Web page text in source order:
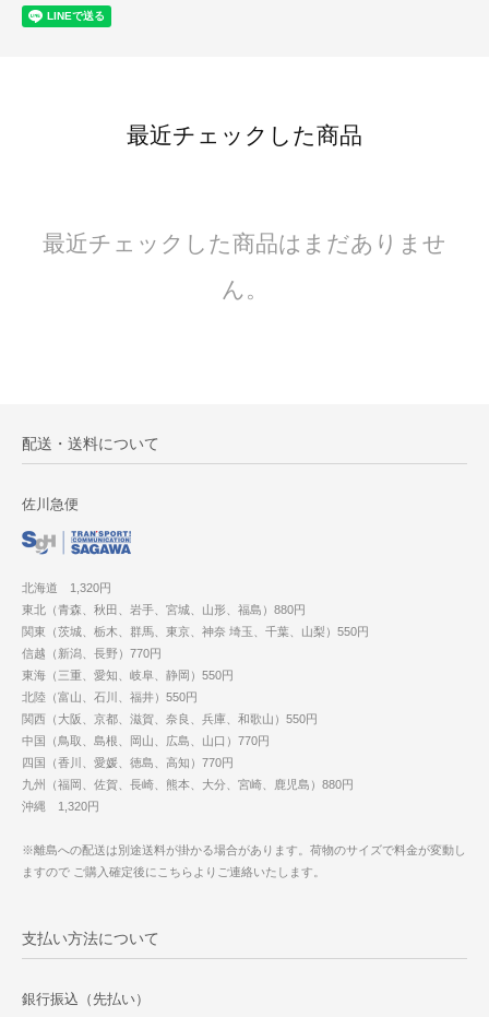
最近チェックした商品
最近チェックした商品はまだありませ
ん。
配送・送料について
佐川急便
北海道 1,320円
東北（青森、秋田、岩手、宮城、山形、福島）880円
関東（茨城、栃木、群馬、東京、神奈 埼玉、千葉、山梨）550円
信越（新潟、長野）770円
東海（三重、愛知、岐阜、静岡）550円
北陸（富山、石川、福井）550円
関西（大阪、京都、滋賀、奈良、兵庫、和歌山）550円
中国（鳥取、島根、岡山、広島、山口）770円
四国（香川、愛媛、徳島、高知）770円
九州（福岡、佐賀、長崎、熊本、大分、宮崎、鹿児島）880円
沖縄 1,320円
※離島への配送は別途送料が掛かる場合があります。荷物のサイズで料金が変動し
ますので ご購入確定後にこちらよりご連絡いたします。
支払い方法について
銀行振込（先払い）